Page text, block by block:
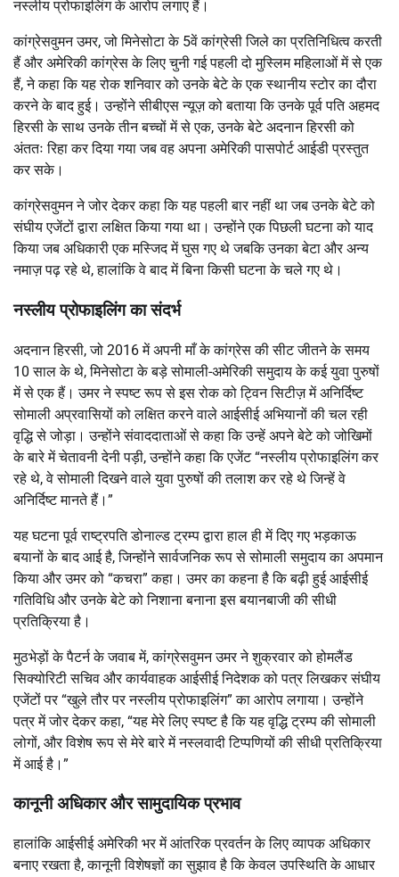
नस्लीय प्रोफाइलिंग के आरोप लगाए हैं।
कांग्रेसवुमन उमर, जो मिनेसोटा के 5वें कांग्रेसी जिले का प्रतिनिधित्व करती
हैं और अमेरिकी कांग्रेस के लिए चुनी गई पहली दो मुस्लिम महिलाओं में से एक
हैं, ने कहा कि यह रोक शनिवार को उनके बेटे के एक स्थानीय स्टोर का दौरा
करने के बाद हुई। उन्होंने सीबीएस न्यूज़ को बताया कि उनके पूर्व पति अहमद
हिरसी के साथ उनके तीन बच्चों में से एक, उनके बेटे अदनान हिरसी को
अंततः रिहा कर दिया गया जब वह अपना अमेरिकी पासपोर्ट आईडी प्रस्तुत
कर सके।
कांग्रेसवुमन ने जोर देकर कहा कि यह पहली बार नहीं था जब उनके बेटे को
संघीय एजेंटों द्वारा लक्षित किया गया था। उन्होंने एक पिछली घटना को याद
किया जब अधिकारी एक मस्जिद में घुस गए थे जबकि उनका बेटा और अन्य
नमाज़ पढ़ रहे थे, हालांकि वे बाद में बिना किसी घटना के चले गए थे।
नस्लीय प्रोफाइलिंग का संदर्भ
अदनान हिरसी, जो 2016 में अपनी माँ के कांग्रेस की सीट जीतने के समय
10 साल के थे, मिनेसोटा के बड़े सोमाली-अमेरिकी समुदाय के कई युवा पुरुषों
में से एक हैं। उमर ने स्पष्ट रूप से इस रोक को ट्विन सिटीज़ में अनिर्दिष्ट
सोमाली अप्रवासियों को लक्षित करने वाले आईसीई अभियानों की चल रही
वृद्धि से जोड़ा। उन्होंने संवाददाताओं से कहा कि उन्हें अपने बेटे को जोखिमों
के बारे में चेतावनी देनी पड़ी, उन्होंने कहा कि एजेंट “नस्लीय प्रोफाइलिंग कर
रहे थे, वे सोमाली दिखने वाले युवा पुरुषों की तलाश कर रहे थे जिन्हें वे
अनिर्दिष्ट मानते हैं।”
यह घटना पूर्व राष्ट्रपति डोनाल्ड ट्रम्प द्वारा हाल ही में दिए गए भड़काऊ
बयानों के बाद आई है, जिन्होंने सार्वजनिक रूप से सोमाली समुदाय का अपमान
किया और उमर को “कचरा” कहा। उमर का कहना है कि बढ़ी हुई आईसीई
गतिविधि और उनके बेटे को निशाना बनाना इस बयानबाजी की सीधी
प्रतिक्रिया है।
मुठभेड़ों के पैटर्न के जवाब में, कांग्रेसवुमन उमर ने शुक्रवार को होमलैंड
सिक्योरिटी सचिव और कार्यवाहक आईसीई निदेशक को पत्र लिखकर संघीय
एजेंटों पर “खुले तौर पर नस्लीय प्रोफाइलिंग” का आरोप लगाया। उन्होंने
पत्र में जोर देकर कहा, “यह मेरे लिए स्पष्ट है कि यह वृद्धि ट्रम्प की सोमाली
लोगों, और विशेष रूप से मेरे बारे में नस्लवादी टिप्पणियों की सीधी प्रतिक्रिया
में आई है।”
कानूनी अधिकार और सामुदायिक प्रभाव
हालांकि आईसीई अमेरिकी भर में आंतरिक प्रवर्तन के लिए व्यापक अधिकार
बनाए रखता है, कानूनी विशेषज्ञों का सुझाव है कि केवल उपस्थिति के आधार